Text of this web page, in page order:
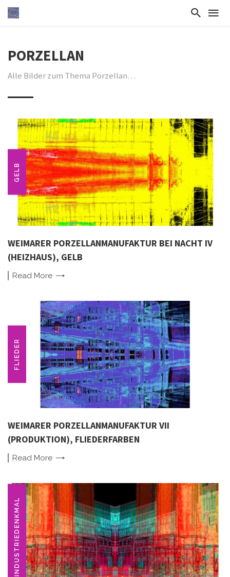
PORZELLAN
Alle Bilder zum Thema Porzellan…
GELB
WEIMARER PORZELLANMANUFAKTUR BEI NACHT IV
(HEIZHAUS), GELB
Read More
FLIEDER
WEIMARER PORZELLANMANUFAKTUR VII
(PRODUKTION), FLIEDERFARBEN
Read More
INDUSTRIEDENKMAL